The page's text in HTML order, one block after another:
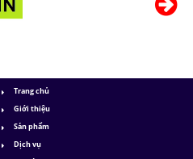
Trang chủ
Giới thiệu
Sản phẩm
Dịch vụ